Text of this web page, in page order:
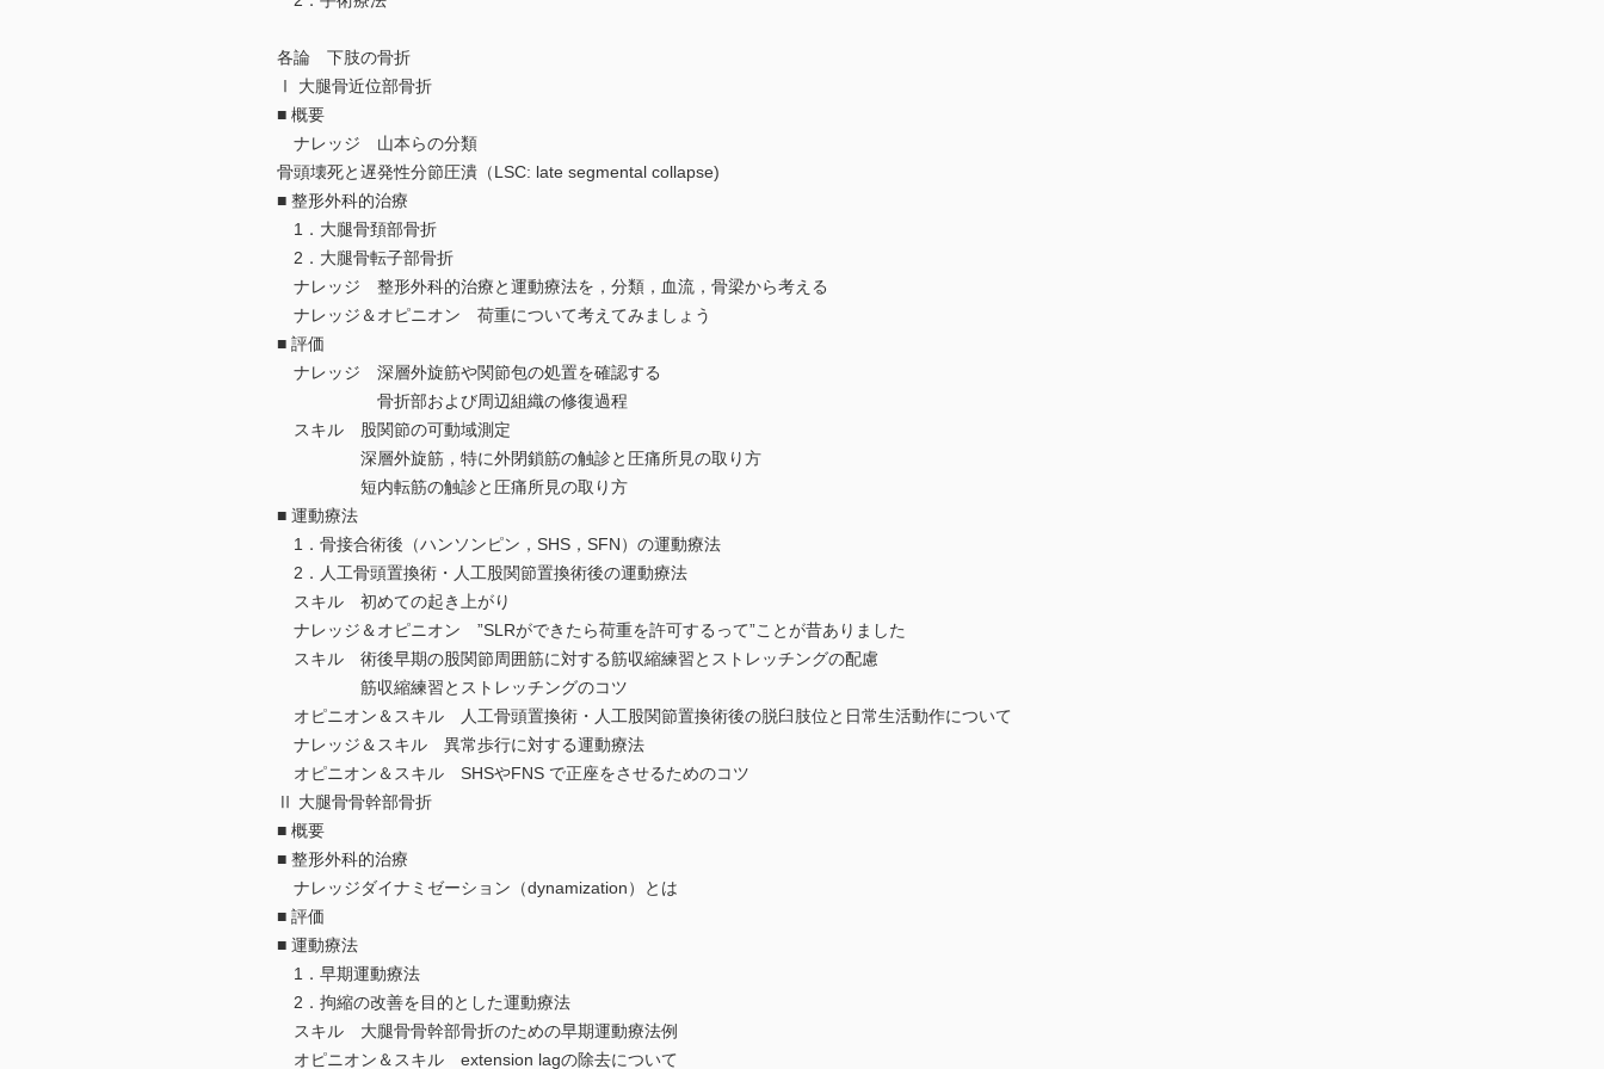
各論 下肢の骨折
Ⅰ 大腿骨近位部骨折
■ 概要
ナレッジ 山本らの分類
骨頭壊死と遅発性分節圧潰（LSC: late segmental collapse)
■ 整形外科的治療
1．大腿骨頚部骨折
2．大腿骨転子部骨折
ナレッジ 整形外科的治療と運動療法を，分類，血流，骨梁から考える
ナレッジ＆オピニオン 荷重について考えてみましょう
■ 評価
ナレッジ 深層外旋筋や関節包の処置を確認する
骨折部および周辺組織の修復過程
スキル 股関節の可動域測定
深層外旋筋，特に外閉鎖筋の触診と圧痛所見の取り方
短内転筋の触診と圧痛所見の取り方
■ 運動療法
1．骨接合術後（ハンソンピン，SHS，SFN）の運動療法
2．人工骨頭置換術・人工股関節置換術後の運動療法
スキル 初めての起き上がり
ナレッジ＆オピニオン ”SLRができたら荷重を許可するって”ことが昔ありました
スキル 術後早期の股関節周囲筋に対する筋収縮練習とストレッチングの配慮
筋収縮練習とストレッチングのコツ
オピニオン＆スキル 人工骨頭置換術・人工股関節置換術後の脱臼肢位と日常生活動作について
ナレッジ＆スキル 異常歩行に対する運動療法
オピニオン＆スキル SHSやFNS で正座をさせるためのコツ
Ⅱ 大腿骨骨幹部骨折
■ 概要
■ 整形外科的治療
ナレッジダイナミゼーション（dynamization）とは
■ 評価
■ 運動療法
1．早期運動療法
2．拘縮の改善を目的とした運動療法
スキル 大腿骨骨幹部骨折のための早期運動療法例
オピニオン＆スキル extension lagの除去について